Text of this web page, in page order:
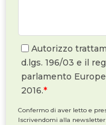
Autorizzo
d.lgs. 196/03 e il
parlamento
2016.*
Confermo di aver letto e
Iscrivendomi alla